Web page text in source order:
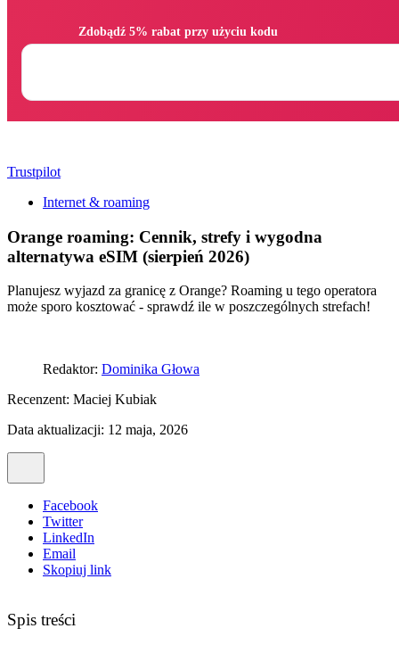
Trustpilot
Internet & roaming
Orange roaming: Cennik, strefy i wygodna
alternatywa eSIM (sierpień 2026)
Planujesz wyjazd za granicę z Orange? Roaming u tego operatora
może sporo kosztować - sprawdź ile w poszczególnych strefach!
Redaktor: Dominika Głowa
Recenzent: Maciej Kubiak
Data aktualizacji: 12 maja, 2026
Facebook
Twitter
LinkedIn
Email
Skopiuj link
Spis treści